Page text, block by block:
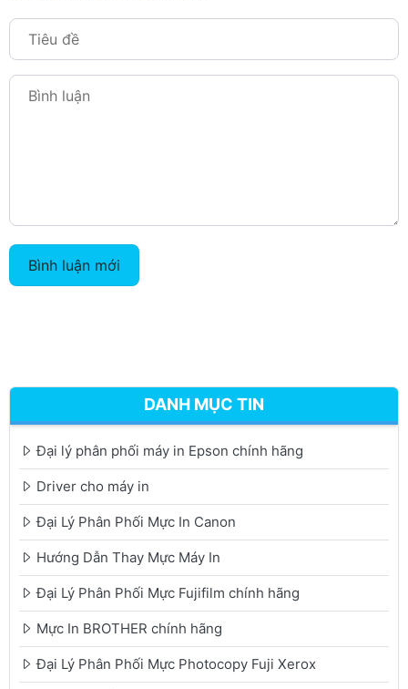
Bình luận mới
DANH MỤC TIN
Đại lý phân phối máy in Epson chính hãng
Driver cho máy in
Đại Lý Phân Phối Mực In Canon
Hướng Dẫn Thay Mực Máy In
Đại Lý Phân Phối Mực Fujifilm chính hãng
Mực In BROTHER chính hãng
Đại Lý Phân Phối Mực Photocopy Fuji Xerox